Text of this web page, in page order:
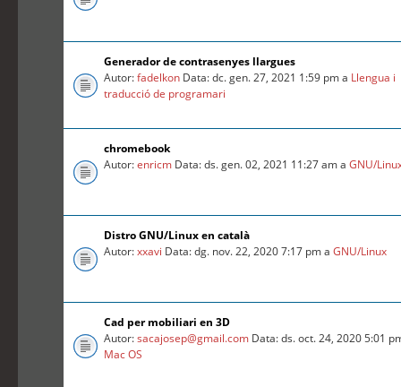
Generador de contrasenyes llargues
Autor:fadelkon Data: dc. gen. 27, 2021 1:59 pm a Llengua i
traducció de programari
chromebook
Autor:enricm Data: ds. gen. 02, 2021 11:27 am aGNU/
Distro GNU/Linux en català
Autor:xxavi Data: dg. nov. 22, 2020 7:17 pm aGNU/Linux
Cad per mobiliari en 3D
Autor:sacajosep@gmail.com Data: ds. oct. 24, 2020 5:01
Mac OS